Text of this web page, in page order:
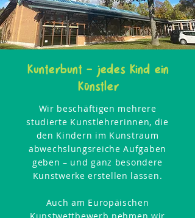
Kunterbunt – jedes Kind ein
Künstler
Wir beschäftigen mehrere
studierte Kunstlehrerinnen, die
den Kindern im Kunstraum
abwechslungsreiche Aufgaben
geben – und ganz besondere
Kunstwerke erstellen lassen.
Auch am Europäischen